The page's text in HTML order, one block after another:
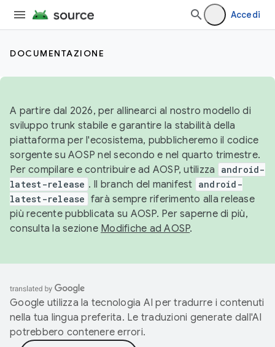
Accedi
DOCUMENTAZIONE
A partire dal 2026, per allinearci al nostro modello di
sviluppo trunk stabile e garantire la stabilità della
piattaforma per l'ecosistema, pubblicheremo il codice
sorgente su AOSP nel secondo e nel quarto trimestre.
Per compilare e contribuire ad AOSP, utilizza
android-
latest-release . Il branch del manifest android-
latest-release farà sempre riferimento alla release
più recente pubblicata su AOSP. Per saperne di più,
consulta la sezione Modifiche ad AOSP.
Google utilizza la tecnologia AI per tradurre i contenuti
nella tua lingua preferita. Le traduzioni generate dall'AI
potrebbero contenere errori.